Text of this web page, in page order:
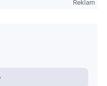
Reklam